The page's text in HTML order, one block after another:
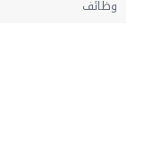
وظائف